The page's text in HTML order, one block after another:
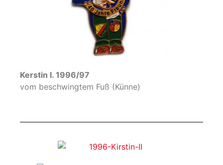
Kerstin I. 1996/97
vom beschwingtem Fuß (Künne)